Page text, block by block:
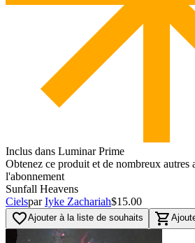
Inclus dans Luminar Prime
Obtenez ce produit et de nombreux autres
l'abonnement
Sunfall Heavens
Cielspar Iyke Zachariah$15.00
favorite_borderAjouter à la liste de souhaits shopping_cart